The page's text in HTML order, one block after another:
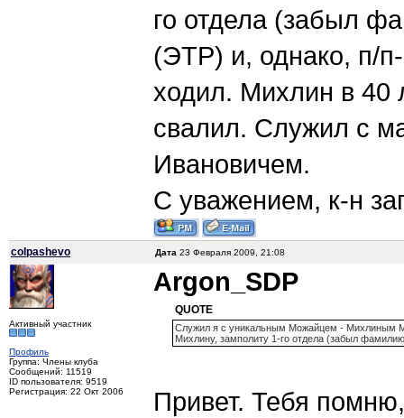
го отдела (забыл
(ЭТР) и, однако, п/
ходил. Михлин в 40
свалил. Служил с
Ивановичем.
С уважением, к-н
colpashevo Дата 23 Февраля 2009, 21:08
Активный участник
Профиль
Группа: Члены клуба
Сообщений: 11519
ID пользователя: 9519
Регистрация: 22 Окт 2006
Argon_SDP
QUOTE
Служил я с уникальным Можайцем - Михлиным
Михлину, замполиту 1-го отдела (забыл
Привет. Тебя